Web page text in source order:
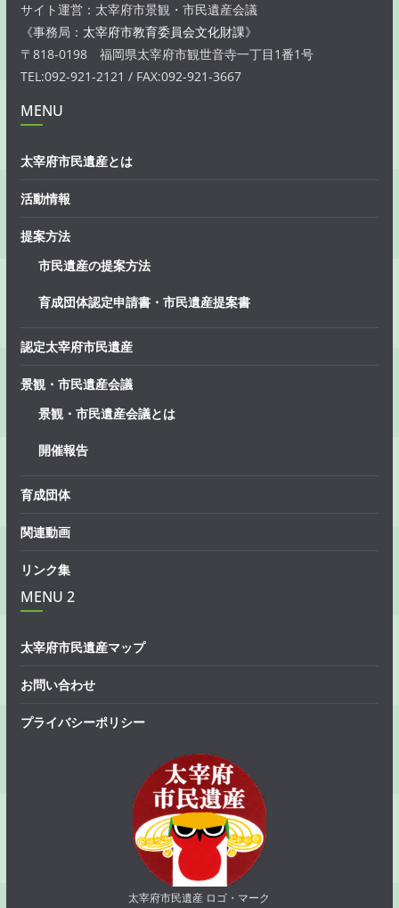
サイト運営：太宰府市景観・市民遺産会議
《事務局： 太宰府市教育委員会文化財課》
〒818-0198 福岡県太宰府市観世音寺一丁目1番1号
TEL:092-921-2121 / FAX:092-921-3667
MENU
太宰府市民遺産とは
活動情報
提案方法
市民遺産の提案方法
育成団体認定申請書・市民遺産提案書
認定太宰府市民遺産
景観・市民遺産会議
景観・市民遺産会議とは
開催報告
育成団体
関連動画
リンク集
MENU 2
太宰府市民遺産マップ
お問い合わせ
プライバシーポリシー
太宰府市民遺産 ロゴ・マーク